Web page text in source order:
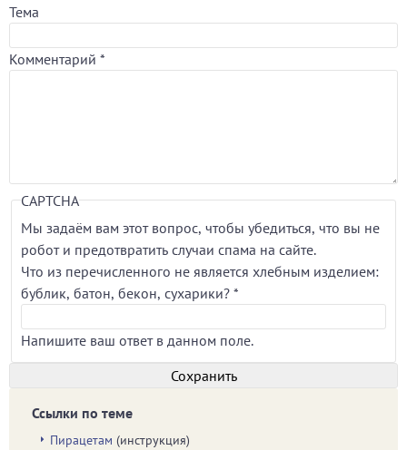
Тема
Комментарий *
CAPTCHA
Мы задаём вам этот вопрос, чтобы убедиться, что вы не
робот и предотвратить случаи спама на сайте.
Что из перечисленного не является хлебным изделием:
бублик, батон, бекон, сухарики? *
Напишите ваш ответ в данном поле.
Ссылки по теме
Пирацетам (инструкция)